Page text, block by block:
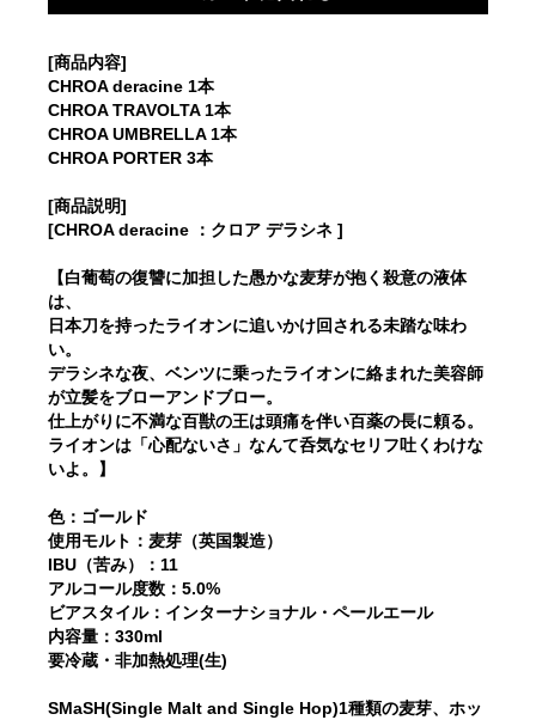
[商品内容]
CHROA deracine 1本
CHROA TRAVOLTA 1本
CHROA UMBRELLA 1本
CHROA PORTER 3本
[商品説明]
[CHROA deracine ：クロア デラシネ ]
【白葡萄の復讐に加担した愚かな麦芽が抱く殺意の液体
は、
日本刀を持ったライオンに追いかけ回される未踏な味わ
い。
デラシネな夜、ベンツに乗ったライオンに絡まれた美容師
が立髪をブローアンドブロー。
仕上がりに不満な百獣の王は頭痛を伴い百薬の長に頼る。
ライオンは「心配ないさ」なんて呑気なセリフ吐くわけな
いよ。】
色：ゴールド
使用モルト：麦芽（英国製造）
IBU（苦み）：11
アルコール度数：5.0%
ビアスタイル：インターナショナル・ペールエール
内容量：330ml
要冷蔵・非加熱処理(生)
SMaSH(Single Malt and Single Hop)1種類の麦芽、ホッ